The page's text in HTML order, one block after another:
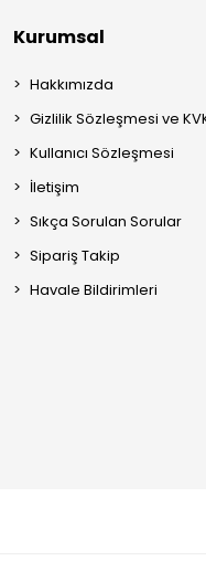
Kurumsal
Hakkımızda
Gizlilik Sözleşmesi ve
Kullanıcı Sözleşmesi
İletişim
Sıkça Sorulan Sorular
Sipariş Takip
Havale Bildirimleri